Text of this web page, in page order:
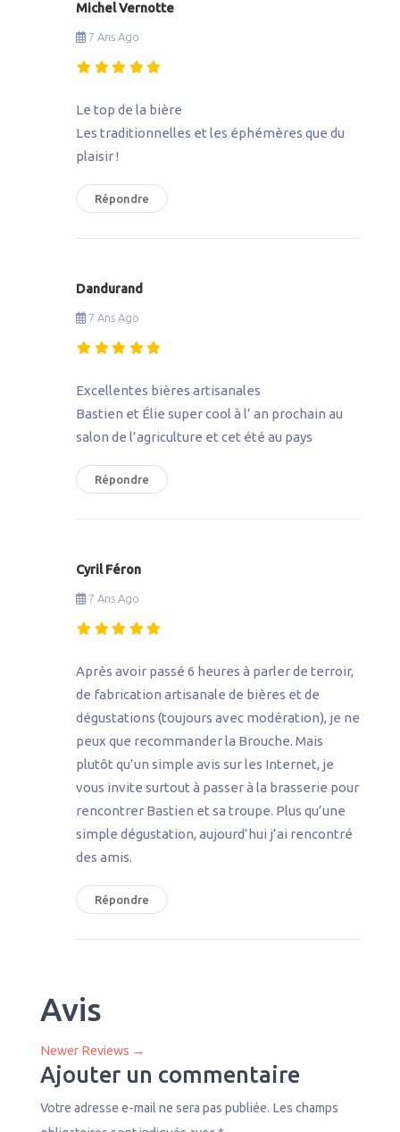
Michel Vernotte
7 Ans Ago
Le top de la bière
Les traditionnelles et les éphémères que du
plaisir !
Répondre
Dandurand
7 Ans Ago
Excellentes bières artisanales
Bastien et Élie super cool à l’ an prochain au
salon de l’agriculture et cet été au pays
Répondre
Cyril Féron
7 Ans Ago
Après avoir passé 6 heures à parler de terroir,
de fabrication artisanale de bières et de
dégustations (toujours avec modération), je ne
peux que recommander la Brouche. Mais
plutôt qu’un simple avis sur les Internet, je
vous invite surtout à passer à la brasserie pour
rencontrer Bastien et sa troupe. Plus qu’une
simple dégustation, aujourd’hui j’ai rencontré
des amis.
Répondre
Avis
Newer Reviews →
Ajouter un commentaire
Votre adresse e-mail ne sera pas publiée. Les champs